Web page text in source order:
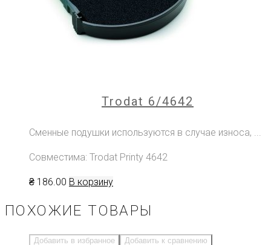
Trodat 6/4642
Сменные подушки используются в случае износа, ...
Совместима: Trodat Printy 4642
₴ 186.00 В корзину
ПОХОЖИЕ ТОВАРЫ
Добавить в избранное Добавить к сравнению